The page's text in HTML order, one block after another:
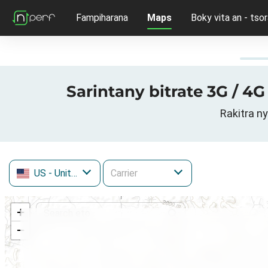
Fampiharana Maps Boky vita an -
US - United States
+
−